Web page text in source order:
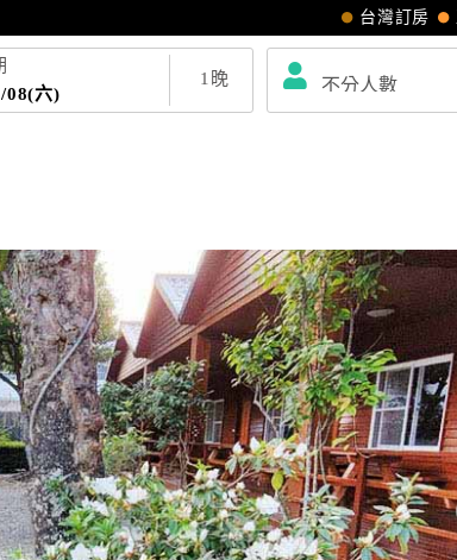
台灣訂房
08(六)
1 晚